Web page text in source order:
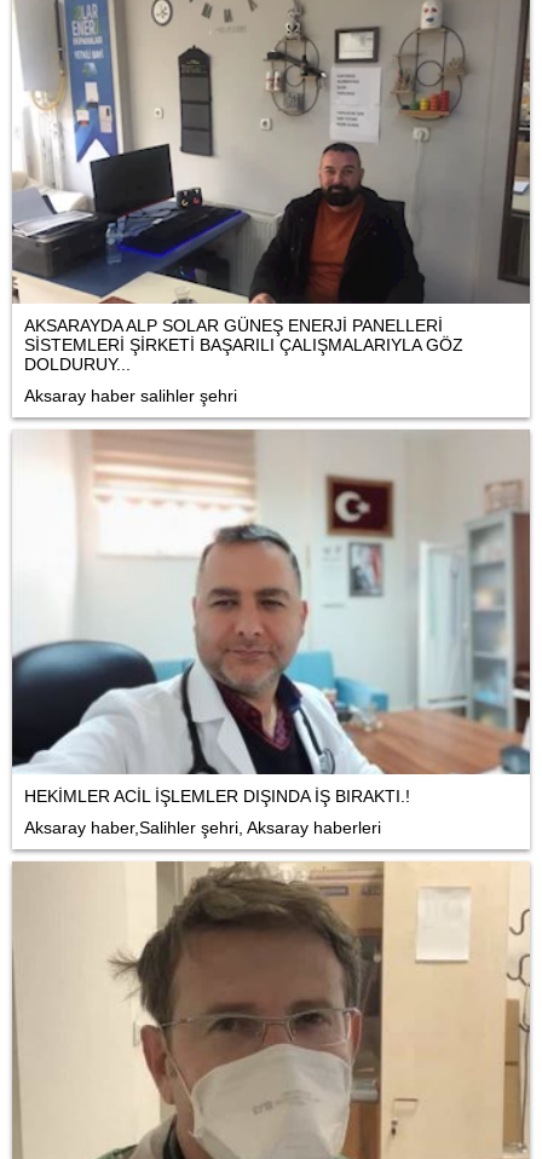
AKSARAYDA ALP SOLAR GÜNEŞ ENERJİ PANELLERİ
SİSTEMLERİ ŞİRKETİ BAŞARILI ÇALIŞMALARIYLA GÖZ
DOLDURUY...
Aksaray haber salihler şehri
HEKİMLER ACİL İŞLEMLER DIŞINDA İŞ BIRAKTI.!
Aksaray haber,Salihler şehri, Aksaray haberleri